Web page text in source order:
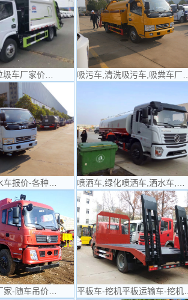
车厂家价… 吸污车,清洗吸污车,吸粪车厂…
车报价-各种… 喷洒车,绿化喷洒车,洒水车,…
家-随车吊价… 平板车-挖机平板运输车-挖机…